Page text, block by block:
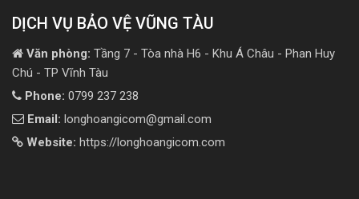
DỊCH VỤ BẢO VỆ VŨNG TÀU
Văn phòng: Tầng 7 - Tòa nhà H6 - Khu Á Châu - Phan Huy
Chú - TP Vĩnh Tàu
Phone: 0799 237 238
Email: longhoangicom@gmail.com
Website: https://longhoangicom.com